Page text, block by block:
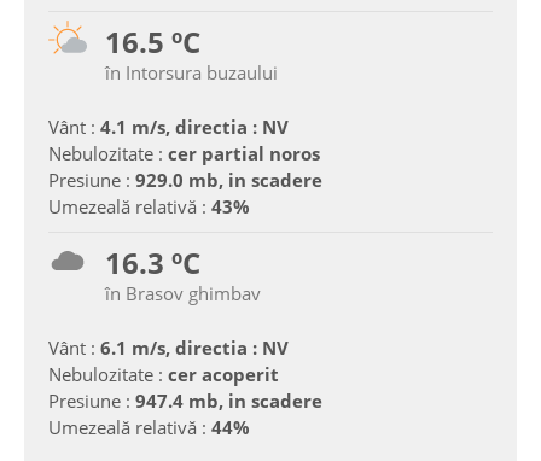
16.5 ºC
în Intorsura buzaului
Vânt : 4.1 m/s, directia : NV
Nebulozitate : cer partial noros
Presiune : 929.0 mb, in scadere
Umezeală relativă : 43%
16.3 ºC
în Brasov ghimbav
Vânt : 6.1 m/s, directia : NV
Nebulozitate : cer acoperit
Presiune : 947.4 mb, in scadere
Umezeală relativă : 44%